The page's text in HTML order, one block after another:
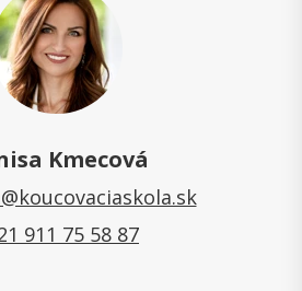
Kmecová
911 75 58 87